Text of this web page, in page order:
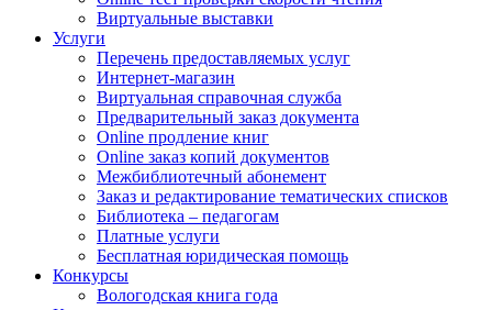
Виртуальные выставки
Услуги
Перечень предоставляемых услуг
Интернет-магазин
Виртуальная справочная служба
Предварительный заказ документа
Online продление книг
Online заказ копий документов
Межбиблиотечный абонемент
Заказ и редактирование тематических списков
Библиотека – педагогам
Платные услуги
Бесплатная юридическая помощь
Конкурсы
Вологодская книга года